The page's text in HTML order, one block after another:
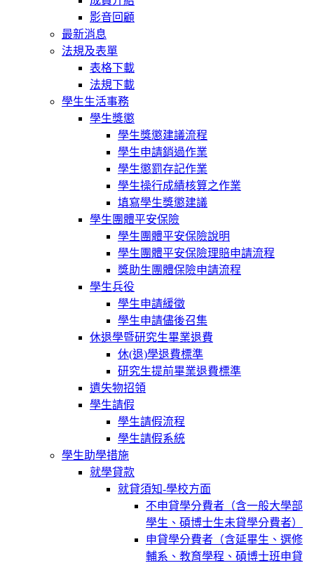
影音回顧
最新消息
法規及表單
表格下載
法規下載
學生生活事務
學生獎懲
學生獎懲建議流程
學生申請銷過作業
學生懲罰存記作業
學生操行成績核算之作業
填寫學生獎懲建議
學生團體平安保險
學生團體平安保險說明
學生團體平安保險理賠申請流程
獎助生團體保險申請流程
學生兵役
學生申請緩徵
學生申請儘後召集
休退學暨研究生畢業退費
休(退)學退費標準
研究生提前畢業退費標準
遺失物招領
學生請假
學生請假流程
學生請假系統
學生助學措施
就學貸款
就貸須知-學校方面
不申貸學分費者（含一般大學部
學生、碩博士生未貸學分費者）
申貸學分費者（含延畢生、選修
輔系、教育學程、碩博士班申貸